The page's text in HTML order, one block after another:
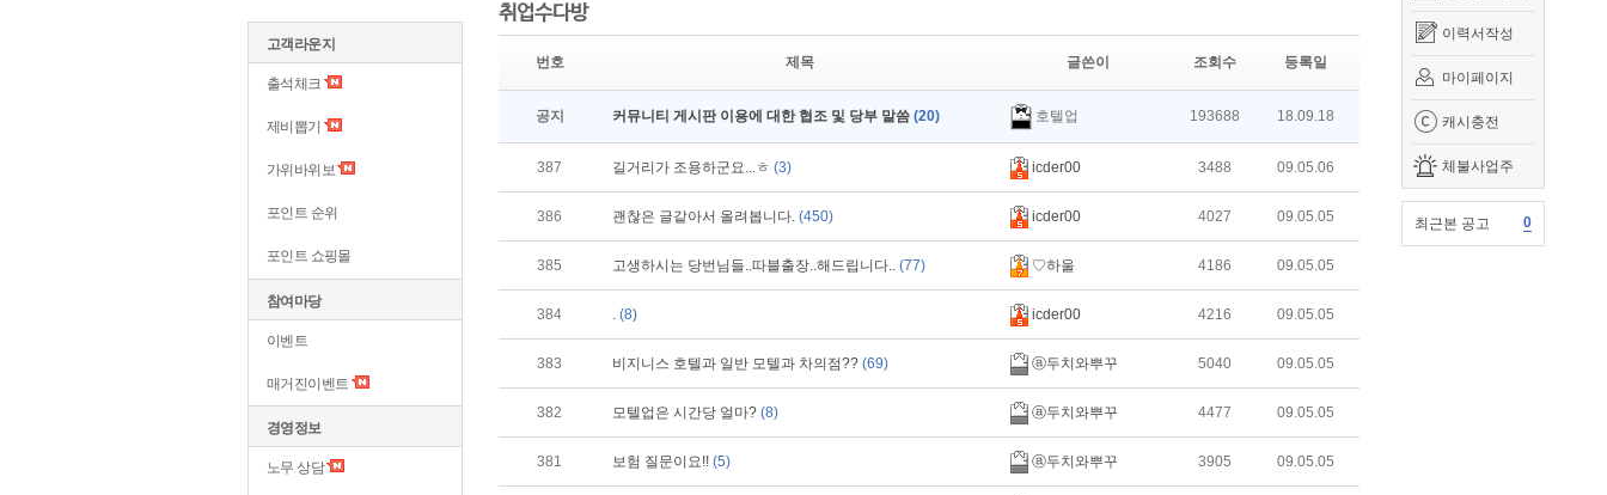
이력서작성
마이페이지
캐시충전
체불사업주
최근본 공고 0
고객라운지
출석체크
제비뽑기
가위바위보
포인트 순위
포인트 쇼핑몰
참여마당
이벤트
매거진이벤트
경영정보
노무 상담
취업수다방
번호 제목 글쓴이 조회수 등록일
공지 커뮤니티 게시판 이용에 대한 협조 및 당부 말씀 (20) 호텔업 193688 18.09.18
387 길거리가 조용하군요...ㅎ (3) icder00 3488 09.05.06
386 괜찮은 글같아서 올려봅니다. (450) icder00 4027 09.05.05
385 고생하시는 당번님들..따블출장..해드립니다.. (77) ♡하울 4186 09.05.05
384 . (8) icder00 4216 09.05.05
383 비지니스 호텔과 일반 모텔과 차의점?? (69) ⓐ두치와뿌꾸 5040 09.05.05
382 모텔업은 시간당 얼마? (8) ⓐ두치와뿌꾸 4477 09.05.05
381 보험 질문이요!! (5) ⓐ두치와뿌꾸 3905 09.05.05